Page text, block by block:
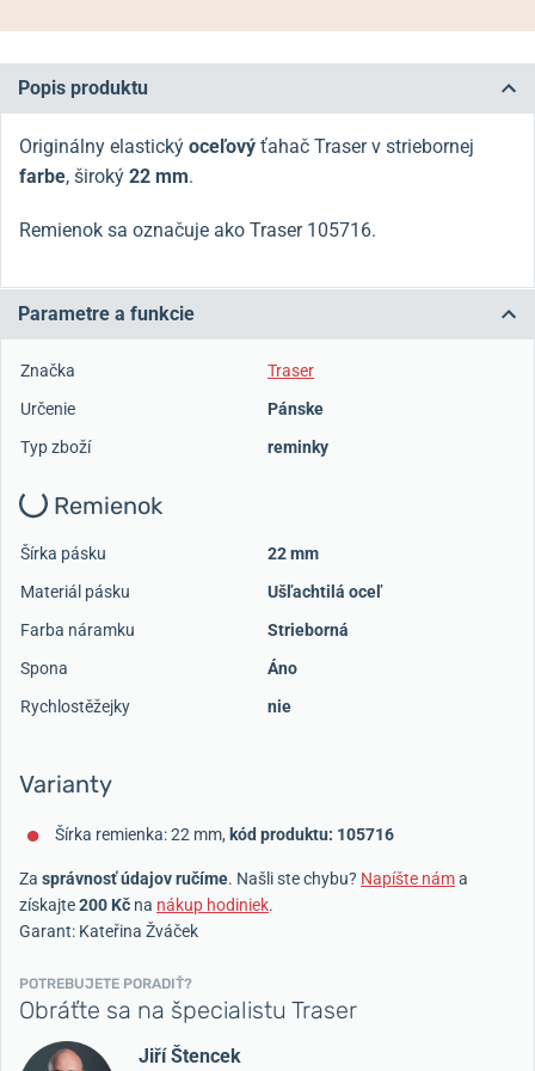
Popis produktu
Originálny elastický oceľový ťahač Traser v striebornej
farbe, široký 22 mm.
Remienok sa označuje ako Traser 105716.
Parametre a funkcie
Značka
Traser
Určenie
Pánske
Typ zboží
reminky
Remienok
Šírka pásku
22 mm
Materiál pásku
Ušľachtilá oceľ
Farba náramku
Strieborná
Spona
Áno
Rychlostěžejky
nie
Varianty
Šírka remienka: 22 mm, kód produktu: 105716
Za správnosť údajov ručíme. Našli ste chybu? Napíšte náma
získajte200 Kč na nákup hodiniek.
Garant: Kateřina Žváček
POTREBUJETE PORADIŤ?
Obráťte sa na špecialistu Traser
Jiří Štencek